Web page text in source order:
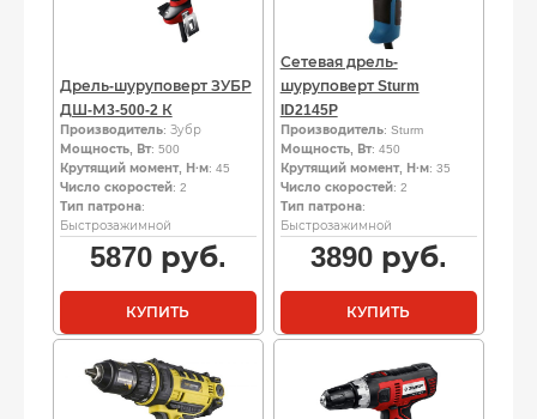
Дрель-шуруповерт ЗУБР
ДШ-М3-500-2 К
Производитель: Зубр
Мощность, Вт: 500
Крутящий момент, Н·м: 45
Число скоростей: 2
Тип патрона:
Быстрозажимной
5870руб.
КУПИТЬ
Сетевая дрель-
шуруповерт Sturm
ID2145P
Производитель: Sturm
Мощность, Вт: 450
Крутящий момент, Н·м: 35
Число скоростей: 2
Тип патрона:
Быстрозажимной
3890руб.
КУПИТЬ